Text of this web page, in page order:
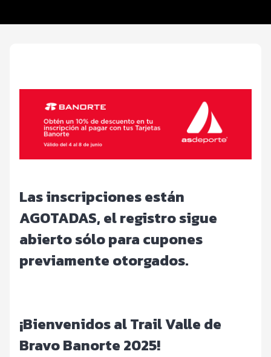
Las inscripciones están
AGOTADAS, el registro sigue
abierto sólo para cupones
previamente otorgados.
¡Bienvenidos al Trail Valle de
Bravo Banorte 2025!